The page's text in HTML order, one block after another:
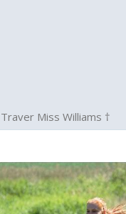
Traver Miss Williams †